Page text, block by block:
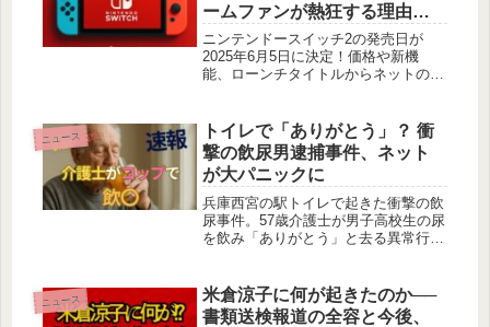
ームファンが熱狂する理由と
は？
ニンテンドースイッチ2の発売日が
2025年6月5日に決定！価格や新機
能、ローンチタイトルからネットの反
ニュース
トイレで「ありがとう」？ 衝
撃の飲尿男逮捕事件、ネット
が大パニックに
兵庫西宮の駅トイレで起きた衝撃の飲
尿事件。57歳介護士が男子高校生の尿
を飲み「ありがとう」と去る異常行動
シーの危機を考える。
ニュース
米倉涼子に何が起きたのか──
書類送検報道の全容と今後、